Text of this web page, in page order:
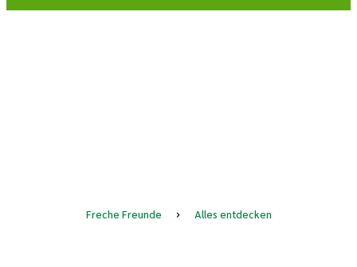
Freche Freunde › Alles entdecken